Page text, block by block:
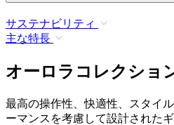
サステナビリティ
主な特長
オーロラコレクショ
最高の操作性、快適性、スタイ
ーマンスを考慮して設計された